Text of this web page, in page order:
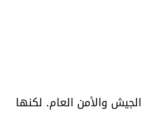
والأمن العام. لكنها